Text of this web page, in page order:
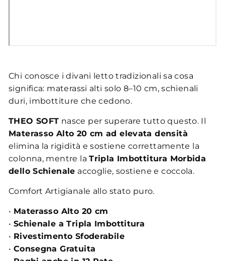
Chi conosce i divani letto tradizionali sa cosa
significa: materassi alti solo 8–10 cm, schienali
duri, imbottiture che cedono.
THEO SOFT nasce per superare tutto questo. Il
Materasso Alto 20 cm ad elevata densità
elimina la rigidità e sostiene correttamente la
colonna, mentre laTripla Imbottitura Morbida
dello Schienale accoglie, sostiene e coccola.
Comfort Artigianale allo stato puro.
• Materasso Alto 20 cm
• Schienale a Tripla Imbottitura
• Rivestimento Sfoderabile
• Consegna Gratuita